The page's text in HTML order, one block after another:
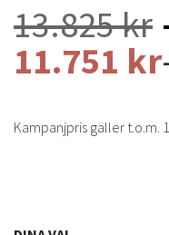
13.825kr
11.751 kr
Kampanjpris gäller t.o.m.